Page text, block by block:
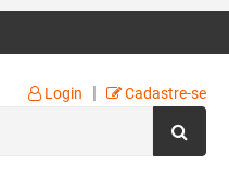
Login | Cadastre-se